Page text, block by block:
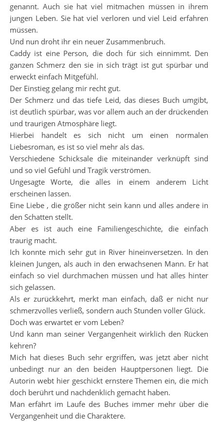
genannt. Auch sie hat viel mitmachen müssen in ihrem
jungen Leben. Sie hat viel verloren und viel Leid erfahren
müssen.
Und nun droht ihr ein neuer Zusammenbruch.
Caddy ist eine Person, die doch für sich einnimmt. Den
ganzen Schmerz den sie in sich trägt ist gut spürbar und
erweckt einfach Mitgefühl.
Der Einstieg gelang mir recht gut.
Der Schmerz und das tiefe Leid, das dieses Buch umgibt,
ist deutlich spürbar, was vor allem auch an der drückenden
und traurigen Atmosphäre liegt.
Hierbei handelt es sich nicht um einen normalen
Liebesroman, es ist so viel mehr als das.
Verschiedene Schicksale die miteinander verknüpft sind
und so viel Gefühl und Tragik verströmen.
Ungesagte Worte, die alles in einem anderem Licht
erscheinen lassen.
Eine Liebe , die größer nicht sein kann und alles andere in
den Schatten stellt.
Aber es ist auch eine Familiengeschichte, die einfach
traurig macht.
Ich konnte mich sehr gut in River hineinversetzen. In den
kleinen Jungen, als auch in den erwachsenen Mann. Er hat
einfach so viel durchmachen müssen und hat alles hinter
sich gelassen.
Als er zurückkehrt, merkt man einfach, daß er nicht nur
schmerzvolles verließ, sondern auch Stunden voller Glück.
Doch was erwartet er vom Leben?
Und kann man seiner Vergangenheit wirklich den Rücken
kehren?
Mich hat dieses Buch sehr ergriffen, was jetzt aber nicht
unbedingt nur an den beiden Hauptpersonen liegt. Die
Autorin webt hier geschickt ernstere Themen ein, die mich
doch berührt und nachdenklich gemacht haben.
Man erfährt im Laufe des Buches immer mehr über die
Vergangenheit und die Charaktere.